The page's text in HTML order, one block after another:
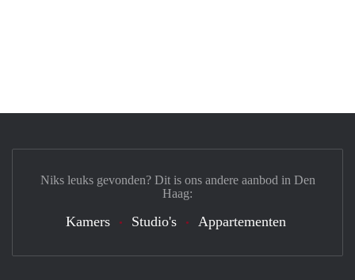
Niks leuks gevonden? Dit is ons andere aanbod in Den
Haag:
Kamers Studio's Appartementen